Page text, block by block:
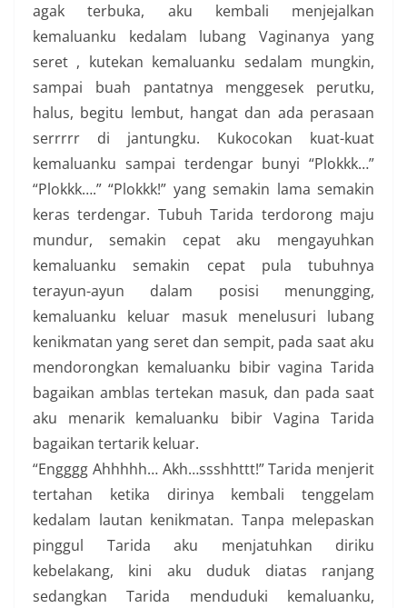
agak terbuka, aku kembali menjejalkan
kemaluanku kedalam lubang Vaginanya yang
seret , kutekan kemaluanku sedalam mungkin,
sampai buah pantatnya menggesek perutku,
halus, begitu lembut, hangat dan ada perasaan
serrrrr di jantungku. Kukocokan kuat-kuat
kemaluanku sampai terdengar bunyi “Plokkk…”
“Plokkk….” “Plokkk!” yang semakin lama semakin
keras terdengar. Tubuh Tarida terdorong maju
mundur, semakin cepat aku mengayuhkan
kemaluanku semakin cepat pula tubuhnya
terayun-ayun dalam posisi menungging,
kemaluanku keluar masuk menelusuri lubang
kenikmatan yang seret dan sempit, pada saat aku
mendorongkan kemaluanku bibir vagina Tarida
bagaikan amblas tertekan masuk, dan pada saat
aku menarik kemaluanku bibir Vagina Tarida
bagaikan tertarik keluar.
“Engggg Ahhhhh… Akh…ssshhttt!” Tarida menjerit
tertahan ketika dirinya kembali tenggelam
kedalam lautan kenikmatan. Tanpa melepaskan
pinggul Tarida aku menjatuhkan diriku
kebelakang, kini aku duduk diatas ranjang
sedangkan Tarida menduduki kemaluanku,